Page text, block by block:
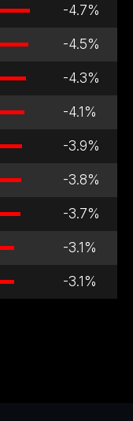
-4.7%
-4.5%
-4.3%
-4.1%
-3.9%
-3.8%
-3.7%
-3.1%
-3.1%